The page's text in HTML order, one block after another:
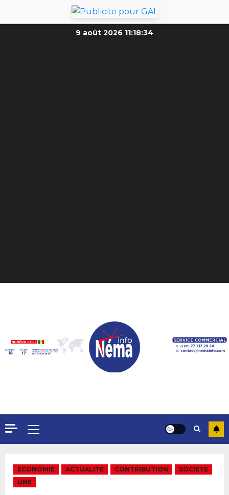
9 août 2026 11:18:36
ECONOMIE ACTUALITE CONTRIBUTION
SOCIETE
UNE